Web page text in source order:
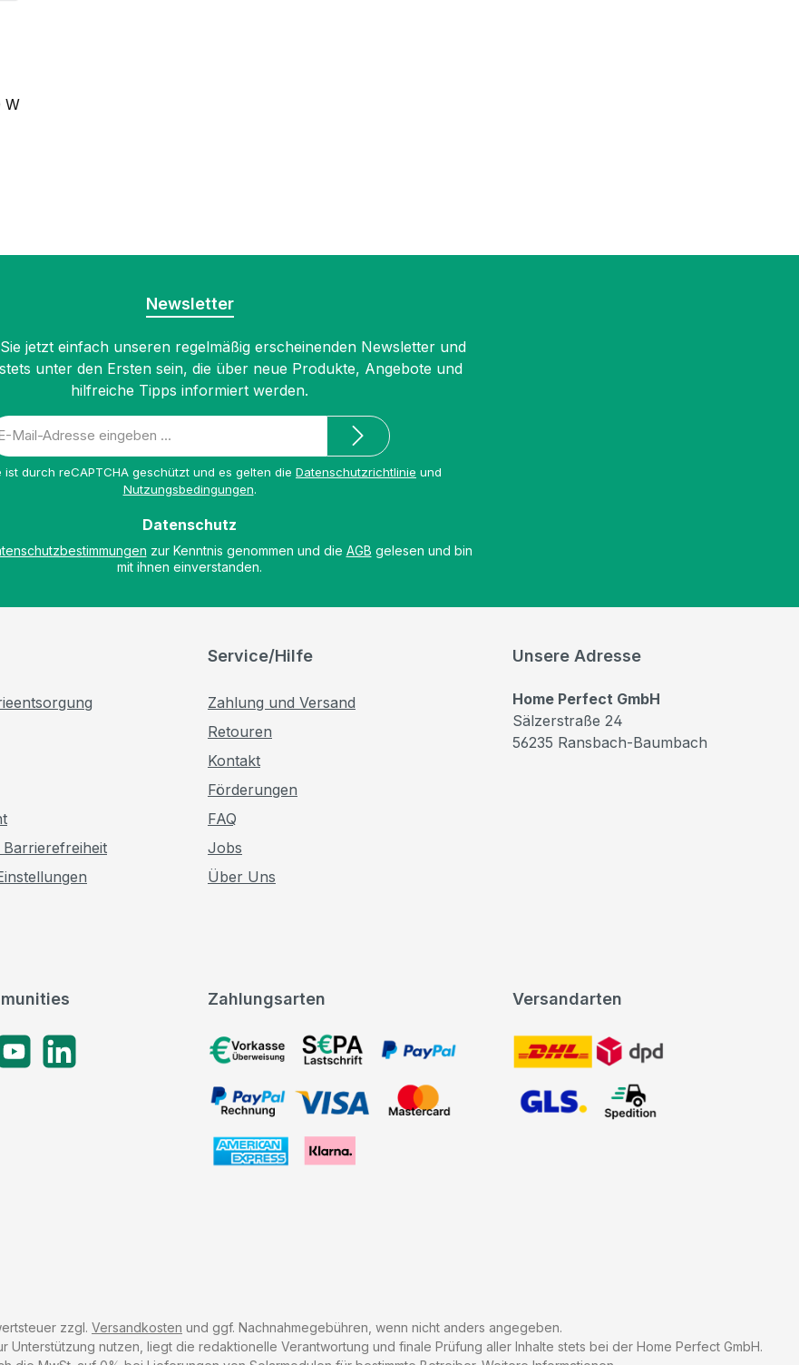
W
Newsletter
jetzt einfach unseren regelmäßig erscheinenden Newsletter und
unter den Ersten sein, die über neue Produkte, Angebote und
hilfreiche Tipps informiert werden.
ist durch reCAPTCHA geschützt und es gelten die Datenschutzrichtlinie und
Nutzungsbedingungen.
Datenschutz
zur Kenntnis genommen und die AGB gelesen und bin
mit ihnen einverstanden.
Service/Hilfe
Zahlung und Versand
Retouren
Kontakt
Förderungen
FAQ
Jobs
Über Uns
Zahlungsarten
Vorkasse, SEPA-Lastschrift, PayPal
Versandarten
Unsere Adresse
Home Perfect GmbH
Sälzerstraße 24
56235 Ransbach-Baumbach
LinkedIn
zzgl. Versandkosten und ggf. Nachnahmegebühren, wenn nicht anders angegeben.
Unterstützung nutzen, liegt die redaktionelle Verantwortung und finale Prüfung aller Inhalte stets bei der Home Perfect GmbH.